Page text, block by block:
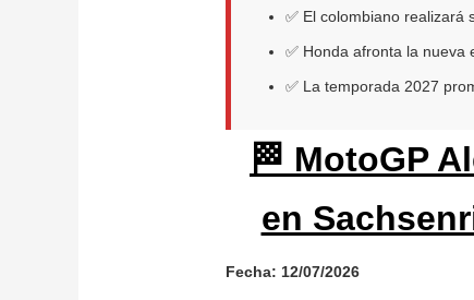
✅ El colombiano realizará
✅ Honda afronta la nueva
✅ La temporada 2027
🏁 MotoGP
en
Fecha: 12/07/2026